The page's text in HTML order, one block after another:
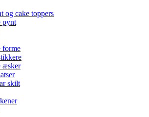
og cake toppers
pynt
forme
æsker
skilt